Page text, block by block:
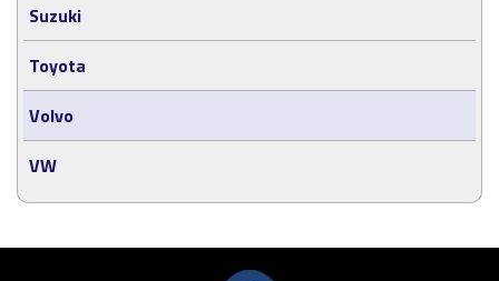
Suzuki
Toyota
Volvo
VW